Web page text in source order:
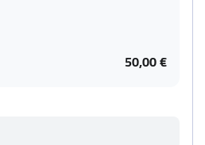
50,00 €